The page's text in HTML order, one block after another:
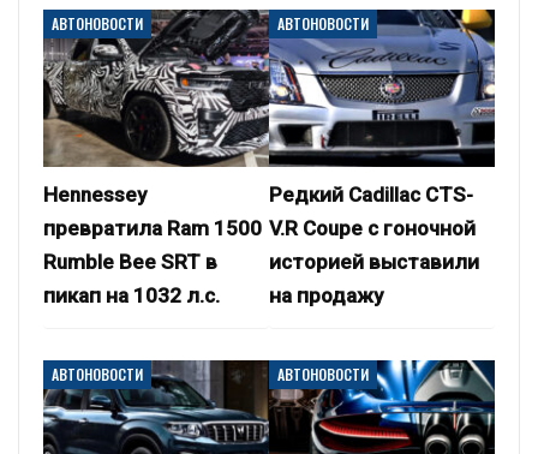
АВТОНОВОСТИ
Hennessey
превратила Ram 1500
Rumble Bee SRT в
пикап на 1032 л.с.
АВТОНОВОСТИ
Редкий Cadillac CTS-
V.R Coupe с гоночной
историей выставили
на продажу
АВТОНОВОСТИ АВТОНОВОСТИ